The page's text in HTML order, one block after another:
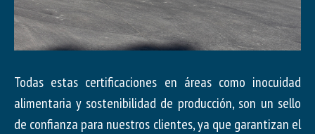
Todas estas certificaciones en áreas como inocuidad
alimentaria y sostenibilidad de producción, son un sello
de confianza para nuestros clientes, ya que garantizan el